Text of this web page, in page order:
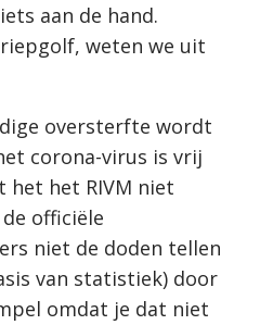
aan de hand.
weten we uit
oversterfte wordt
corona-virus is vrij
het het RIVM niet
officiële
niet de doden tellen
van statistiek) door
omdat je dat niet